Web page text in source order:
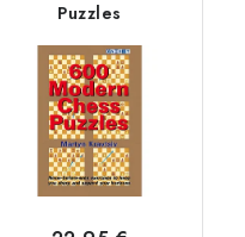
Puzzles